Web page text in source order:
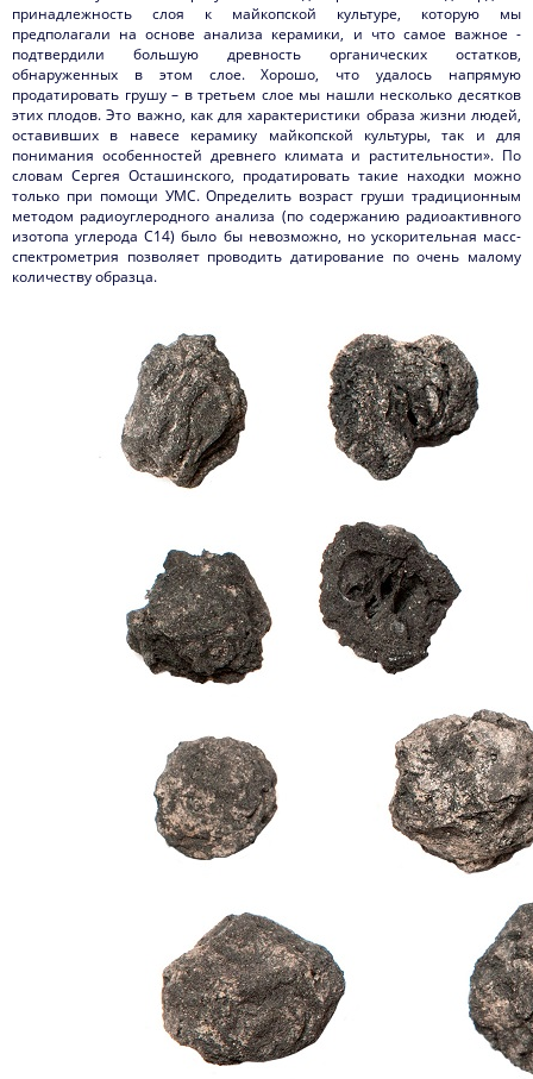
принадлежность слоя к майкопской культуре, которую мы
предполагали на основе анализа керамики, и что самое важное -
подтвердили большую древность органических остатков,
обнаруженных в этом слое. Хорошо, что удалось напрямую
продатировать грушу – в третьем слое мы нашли несколько десятков
этих плодов. Это важно, как для характеристики образа жизни людей,
оставивших в навесе керамику майкопской культуры, так и для
понимания особенностей древнего климата и растительности». По
словам Сергея Осташинского, продатировать такие находки можно
только при помощи УМС. Определить возраст груши традиционным
методом радиоуглеродного анализа (по содержанию радиоактивного
изотопа углерода С14) было бы невозможно, но ускорительная масс-
спектрометрия позволяет проводить датирование по очень малому
количеству образца.